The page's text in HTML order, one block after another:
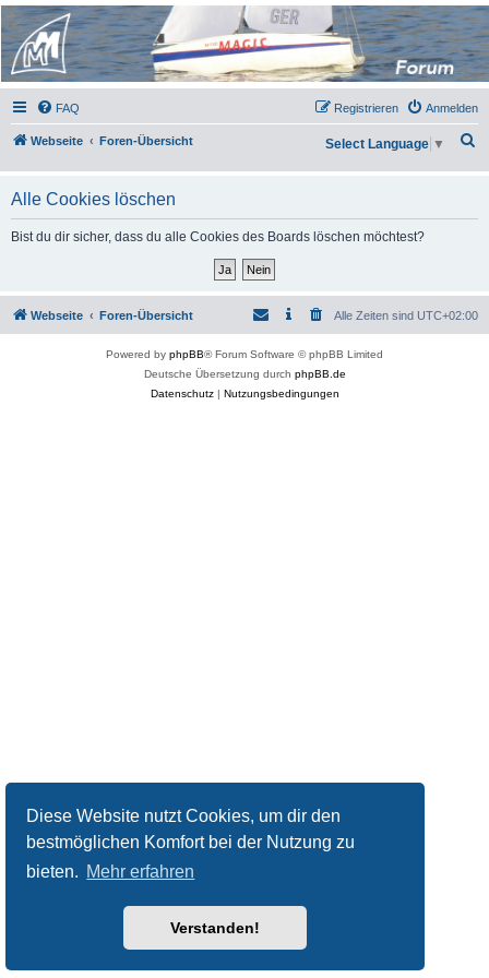
Diese Website nutzt Cookies, um dir den
bestmöglichen Komfort bei der Nutzung zu
bieten. Mehr erfahren
Verstanden!
Micro Magic Forum
Deutschland
FAQ Anmelden
Registrieren
Webseite Foren-Übersicht
h
Select Language ▼
Alle Cookies löschen
Bist du dir sicher, dass du alle Cookies des Boards löschen möchtest?
Webseite Foren-Übersicht Alle Zeiten sind UTC+02:00
Powered by phpBB® Forum Software © phpBB Limited
Deutsche Übersetzung durch phpBB.de
Datenschutz| Nutzungsbedingungen